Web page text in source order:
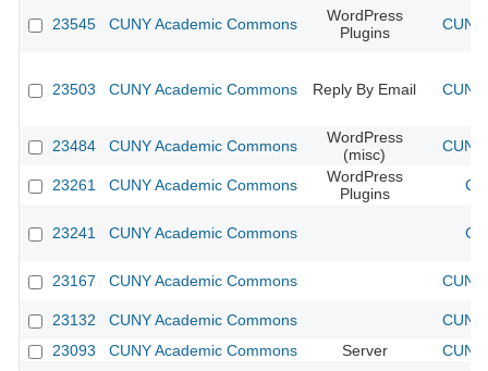
23545 CUNY Academic Commons
WordPress
Plugins
23503 CUNY Academic Commons Reply By Email
23484 CUNY Academic Commons
WordPress
(misc)
23261 CUNY Academic Commons
WordPress
Plugins
23241 CUNY Academic Commons
23167 CUNY Academic Commons
23132 CUNY Academic Commons
23093
CUNY Academic Commons Server